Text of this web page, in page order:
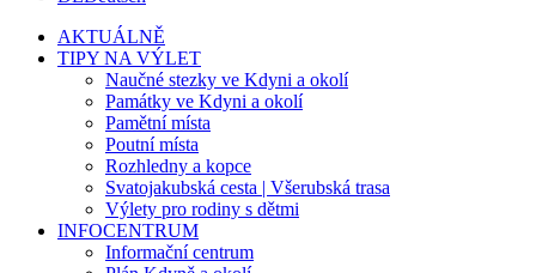
AKTUÁLNĚ
TIPY NA VÝLET
Naučné stezky ve Kdyni a okolí
Památky ve Kdyni a okolí
Pamětní místa
Poutní místa
Rozhledny a kopce
Svatojakubská cesta | Všerubská trasa
Výlety pro rodiny s dětmi
INFOCENTRUM
Informační centrum